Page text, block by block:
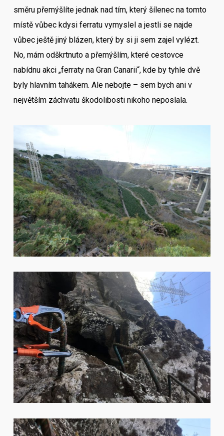
směru přemýšlíte jednak nad tím, který šílenec na tomto
místě vůbec kdysi ferratu vymyslel a jestli se najde
vůbec ještě jiný blázen, který by si ji sem zajel vylézt.
No, mám odškrtnuto a přemýšlím, které cestovce
nabídnu akci „ferraty na Gran Canarii“, kde by tyhle dvě
byly hlavním tahákem. Ale nebojte – sem bych ani v
největším záchvatu škodolibosti nikoho neposlala.